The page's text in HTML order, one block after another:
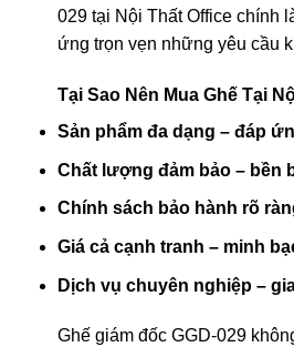
029 tại Nội Thất Office chính
ứng trọn vẹn những yêu cầu
Tại Sao Nên Mua Ghế Tại
Sản phẩm đa dạng – đáp
Chất lượng đảm bảo – bền
Chính sách bảo hành rõ
Giá cả cạnh tranh – minh
Dịch vụ chuyên nghiệp –
Ghế giám đốc GGD-029